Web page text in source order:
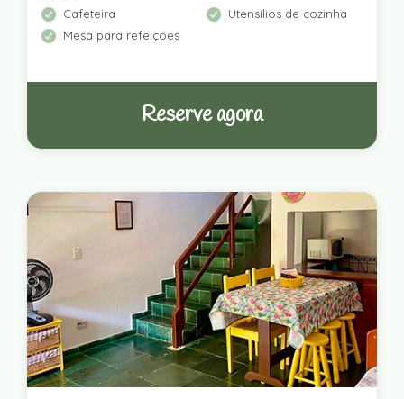
Cafeteira
Utensílios de cozinha
Mesa para refeições
Reserve agora